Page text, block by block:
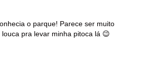
o parque! Parece ser muito
louca pra levar minha pitoca lá 😉